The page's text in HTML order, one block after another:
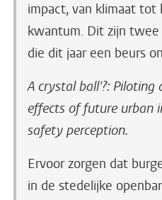
impact, van klimaat
kwantum. Dit zijn
die dit jaar een beurs
A crystal ball'?:
effects of future urban
safety perception.
Ervoor zorgen dat
in de stedelijke